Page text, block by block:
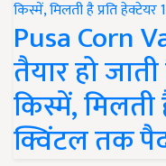
Pusa Corn
तैयार हो
किस्में, मिलती
क्विंटल तक